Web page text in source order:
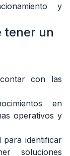
y
tener un
con las
en
operativos y
para identificar
soluciones